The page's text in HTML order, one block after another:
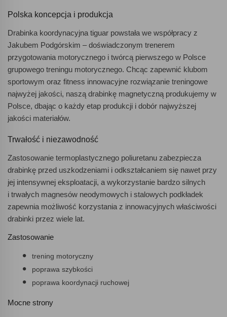
Polska koncepcja i produkcja
Drabinka koordynacyjna tiguar powstała we współpracy z
Jakubem Podgórskim – doświadczonym trenerem
przygotowania motorycznego i twórcą pierwszego w Polsce
grupowego treningu motorycznego. Chcąc zapewnić klubom
sportowym oraz fitness innowacyjne rozwiązanie treningowe
najwyżej jakości, naszą drabinkę magnetyczną produkujemy w
Polsce, dbając o każdy etap produkcji i dobór najwyższej
jakości materiałów.
Trwałość i niezawodność
Zastosowanie termoplastycznego poliuretanu zabezpiecza
drabinkę przed uszkodzeniami i odkształcaniem się nawet przy
jej intensywnej eksploatacji, a wykorzystanie bardzo silnych
i trwałych magnesów neodymowych i stalowych podkładek
zapewnia możliwość korzystania z innowacyjnych właściwości
drabinki przez wiele lat.
Zastosowanie
trening motoryczny
poprawa szybkości
poprawa koordynacji ruchowej
Mocne strony